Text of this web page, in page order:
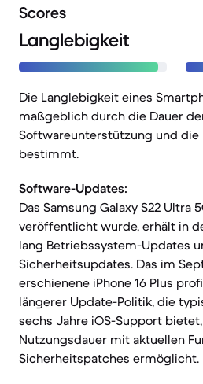
Scores
Langlebigkeit
Die Langlebigkeit eines
maßgeblich durch die Dauer
Softwareunterstützung und die
bestimmt.
Software-Updates:
Das Samsung Galaxy S22 Ultra
veröffentlicht wurde, erhält in
lang Betriebssystem-Updates
Sicherheitsupdates. Das im
erschienene iPhone 16 Plus
längerer Update-Politik, die
sechs Jahre iOS-Support
Nutzungsdauer mit aktuellen
Sicherheitspatches ermöglicht.